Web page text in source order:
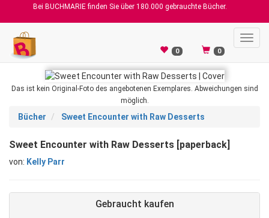
Bei BUCHMARIE finden Sie über 180.000 gebrauchte Bücher.
0 0
Das ist kein Original-Foto des angebotenen Exemplares. Abweichungen sind
möglich.
Bücher Sweet Encounter with Raw Desserts
Sweet Encounter with Raw Desserts [paperback]
von: Kelly Parr
Gebraucht kaufen